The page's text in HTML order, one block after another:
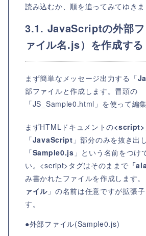
読み込むか、順を追ってみてゆきま
3.1. JavaScriptの外部フ
ァイル名.js）を作成する
まず簡単なメッセージ出力する「
部ファイルと作成します。冒頭の
「JS_Sample0.html」を使って編
まずHTMLドキュメントの<script>
「JavaScript 」部分のみを抜き出し
「Sample0.js 」という名前をつけ
い。<script>タグはそのままで 「
み書かれたファイルを作成します。
ァイル 」の名前は任意ですが拡張
す。
●外部ファイル(Sample0.js)